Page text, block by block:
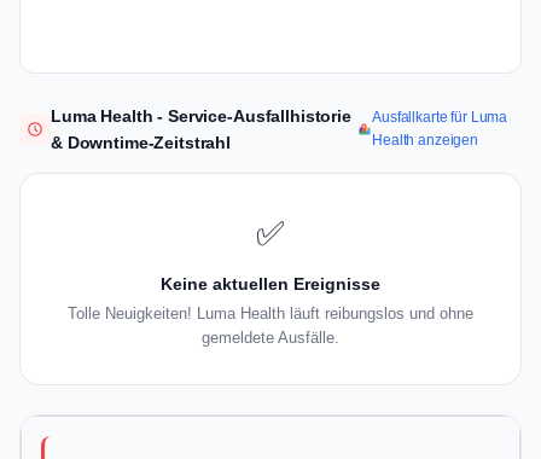
Luma Health - Service-Ausfallhistorie
& Downtime-Zeitstrahl
Ausfallkarte für Luma
Health anzeigen
✅
Keine aktuellen Ereignisse
Tolle Neuigkeiten! Luma Health läuft reibungslos und ohne
gemeldete Ausfälle.